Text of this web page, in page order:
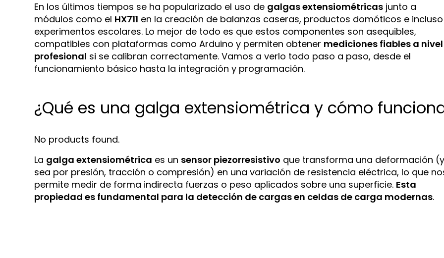
En los últimos tiempos se ha popularizado el uso de galgas extensiométricas junto a
módulos como el HX711 en la creación de balanzas caseras, productos domóticos e incluso
experimentos escolares. Lo mejor de todo es que estos componentes son asequibles,
compatibles con plataformas como Arduino y permiten obtener mediciones fiables a nivel
profesional si se calibran correctamente. Vamos a verlo todo paso a paso, desde el
funcionamiento básico hasta la integración y programación.
¿Qué es una galga extensiométrica y cómo
No products found.
La galga extensiométrica es un sensor piezorresistivo que transforma una deformación
sea por presión, tracción o compresión) en una variación de resistencia eléctrica, lo que
permite medir de forma indirecta fuerzas o peso aplicados sobre una superficie. Esta
propiedad es fundamental para la detección de cargas en celdas de carga modernas.